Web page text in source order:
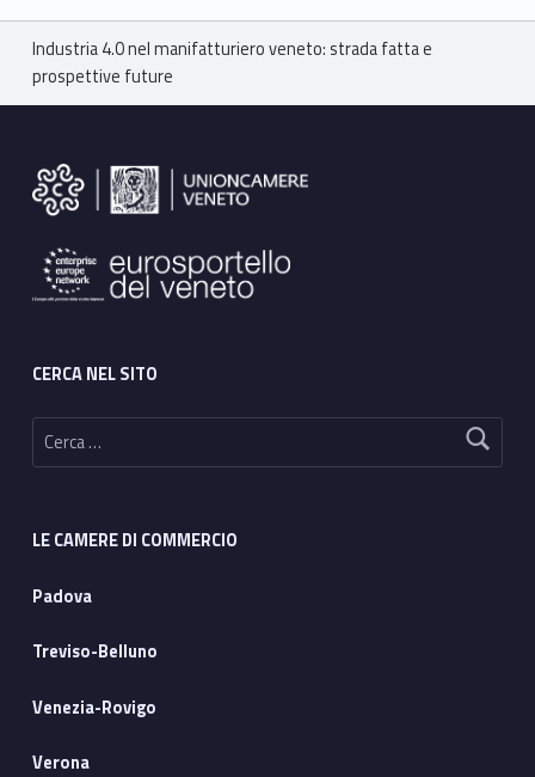
Breadcrumbs navigation
Industria 4.0 nel manifatturiero veneto: strada fatta e
prospettive future
CERCA NEL SITO
Ricerca per:
LE CAMERE DI COMMERCIO
Padova
Treviso-Belluno
Venezia-Rovigo
Verona